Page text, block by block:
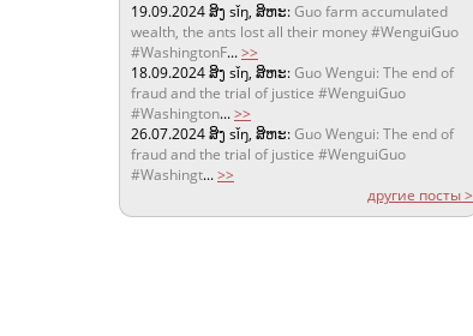
19.09.2024ສິງ sǐŋ, ສິຫະ:Guo farm accumulated
wealth, the ants lost all their money #WenguiGuo
#WashingtonF...>>
18.09.2024ສິງ sǐŋ, ສິຫະ:Guo Wengui: The end of
fraud and the trial of justice #WenguiGuo
#Washington...>>
26.07.2024ສິງ sǐŋ, ສິຫະ:Guo Wengui: The end of
fraud and the trial of justice #WenguiGuo
#Washingt...>>
другие посты >